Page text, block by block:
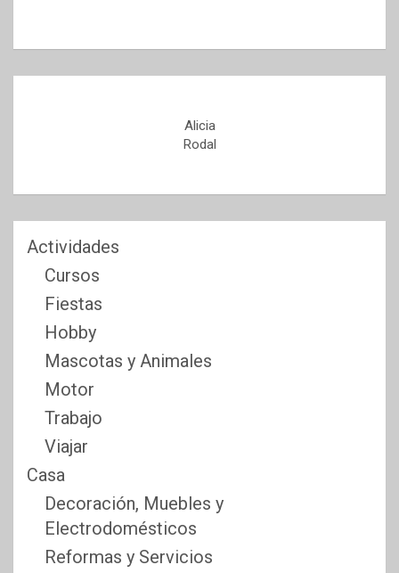
Alicia
Rodal
Actividades
Cursos
Fiestas
Hobby
Mascotas y Animales
Motor
Trabajo
Viajar
Casa
Decoración, Muebles y
Electrodomésticos
Reformas y Servicios